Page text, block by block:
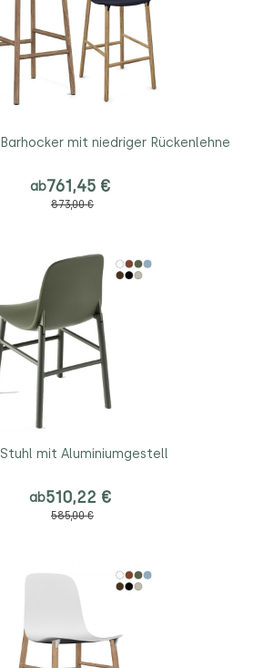
Barhocker mit niedriger Rückenlehne
ab761,45 €
873,00 €
Stuhl mit Aluminiumgestell
ab510,22 €
585,00 €